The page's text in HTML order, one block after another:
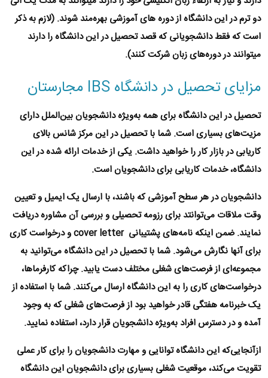
دو ترم در این دانشگاه از دوره های آموزشی بهره‌مند شوند. (لازم به ذکر
است که فقط دانشجویانی که قصد تحصیل در این دانشگاه را دارند
میتوانند در دوره‌های زبان شرکت کنند).
مزایای تحصیل در دانشگاه IBS مجارستان
تحصیل در این دانشگاه برای همه به‌ویژه دانشجویان بین‌الملل دارای
مزیت‌های بسیاری است. شما با تحصیل در این مرکز شانس بالای
کاریابی در بازار کار را خواهید داشت. یکی از خدمات ارائه شده در این
دانشگاه، خدمات کاریابی برای دانشجویان است.
دانشجویان در هر سطح آموزشی که باشند، با ارسال یک ایمیل و تعیین
وقت ملاقات می‌توانتد برای رزومه تحصیلی و بررسی آن مشاوره دریافت
نمایند. ضمن اینکه نامه‌های پشتیبانی cover letter و درخواست کاری
برای آنها نگارش می‌شود. شما با تحصیل در این دانشگاه می‌توانید به
مجموعه‌ای از فرصت‌های شغلی مختلف دست یابید. چراکه کارفرماها،
درخواست‌های کاری را به این دانشگاه ارسال می‌کنند. شما با استفاده از
یک خبرنامه هفتگی قادر خواهید بود از فرصت‌های شغلی که به وجود
آمده و در دسترس افراد به‌ویژه دانشجویان قرار دارد، استفاده نمایید.
ازآنجایی‌که این دانشگاه توانایی و مهارت دانشجویان را برای کار عملی
تقویت می‌کند، موقعیت شغلی بسیاری برای دانشجویان این دانشگاه